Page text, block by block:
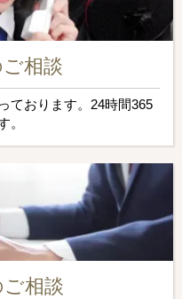
相談
ております。24時間365
。
相談